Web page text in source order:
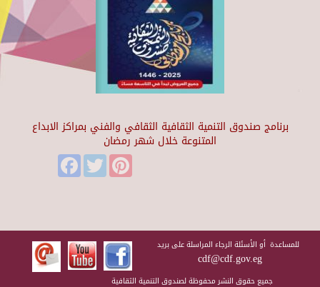
برنامج صندوق التنمية الثقافية الثقافي والفني بمراكز الابداع
المتنوعة خلال شهر رمضان
FacebookTwitter
للمساعدة أو الأسئلة الرجاء المراسلة على بريد
cdf@cdf.gov.eg
جميع حقوق النشر محفوظة لصندوق التنمية الثقافية